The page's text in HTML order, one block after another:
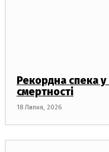
Рекордна спека у
смертності
18 Липня, 2026